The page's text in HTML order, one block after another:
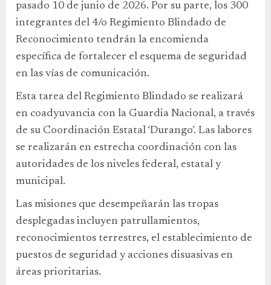
pasado 10 de junio de 2026. Por su parte, los 300
integrantes del 4/o Regimiento Blindado de
Reconocimiento tendrán la encomienda
específica de fortalecer el esquema de seguridad
en las vías de comunicación.
Esta tarea del Regimiento Blindado se realizará
en coadyuvancia con la Guardia Nacional, a través
de su Coordinación Estatal ‘Durango’. Las labores
se realizarán en estrecha coordinación con las
autoridades de los niveles federal, estatal y
municipal.
Las misiones que desempeñarán las tropas
desplegadas incluyen patrullamientos,
reconocimientos terrestres, el establecimiento de
puestos de seguridad y acciones disuasivas en
áreas prioritarias.